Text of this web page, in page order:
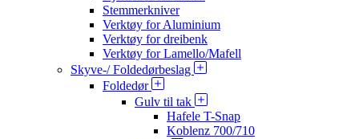
Stemmerkniver
Verktøy for Aluminium
Verktøy for dreibenk
Verktøy for Lamello/Mafell
Skyve-/ Foldedørbeslag
Foldedør
Gulv til tak
Hafele T-Snap
Koblenz 700/710